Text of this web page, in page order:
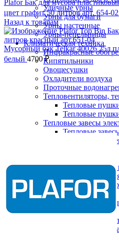
Уличные урны
Урны для бумаги
Урны настенные
Урны-пепельницы
Климатическая техника
Инфракрасные
Кипятильники
Овощесушки
Охладители воздуха
Проточные
Тепловентиляторы,
Тепловые
Тепловые
Тепловые завесы
Тепловые
Электронные
Бумажные полотенца
Бумажные сиденья
Дезинфицирующие
Жидкое мыло TORK
Картриджи и
освежителя воздуха
Листовые бумажные
Протирочный
Plafor Бак для мусора
цвет графит 50 литров арт. 654-02
Назад к товарам
Мусорный бак Telkar 40026 25л
белый 4700₽
Нажмите, чтобы увеличить